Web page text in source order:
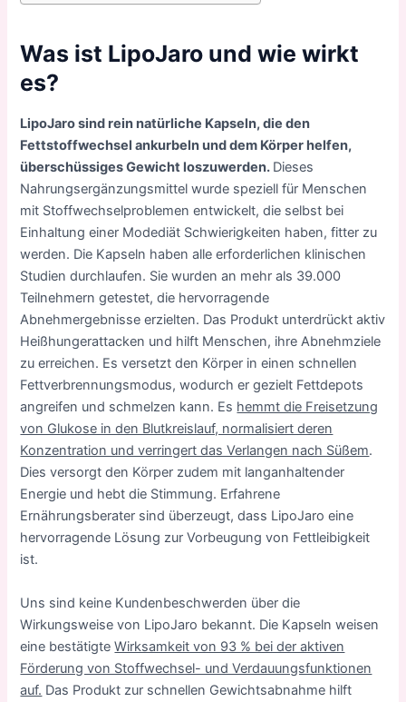
Was ist LipoJaro und wie wirkt
es?
LipoJaro sind rein natürliche Kapseln, die den
Fettstoffwechsel ankurbeln und dem Körper helfen,
überschüssiges Gewicht loszuwerden. Dieses
Nahrungsergänzungsmittel wurde speziell für Menschen
mit Stoffwechselproblemen entwickelt, die selbst bei
Einhaltung einer Modediät Schwierigkeiten haben, fitter zu
werden. Die Kapseln haben alle erforderlichen klinischen
Studien durchlaufen. Sie wurden an mehr als 39.000
Teilnehmern getestet, die hervorragende
Abnehmergebnisse erzielten. Das Produkt unterdrückt aktiv
Heißhungerattacken und hilft Menschen, ihre Abnehmziele
zu erreichen. Es versetzt den Körper in einen schnellen
Fettverbrennungsmodus, wodurch er gezielt Fettdepots
angreifen und schmelzen kann. Es hemmt die Freisetzung
von Glukose in den Blutkreislauf, normalisiert deren
Konzentration und verringert das Verlangen nach Süßem.
Dies versorgt den Körper zudem mit langanhaltender
Energie und hebt die Stimmung. Erfahrene
Ernährungsberater sind überzeugt, dass LipoJaro eine
hervorragende Lösung zur Vorbeugung von Fettleibigkeit
ist.
Uns sind keine Kundenbeschwerden über die
Wirkungsweise von LipoJaro bekannt. Die Kapseln weisen
eine bestätigteWirksamkeit von 93 % bei der aktiven
Förderung von Stoffwechsel- und Verdauungsfunktionen
auf. Das Produkt zur schnellen Gewichtsabnahme hilft